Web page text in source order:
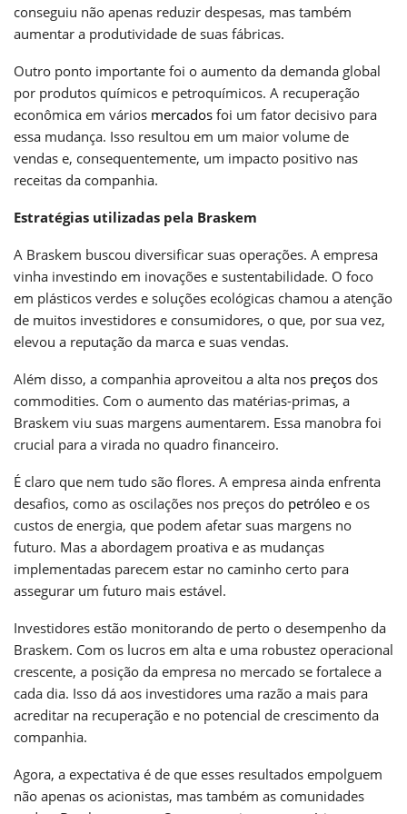
conseguiu não apenas reduzir despesas, mas também
aumentar a produtividade de suas fábricas.
Outro ponto importante foi o aumento da demanda global
por produtos químicos e petroquímicos. A recuperação
econômica em vários mercados foi um fator decisivo para
essa mudança. Isso resultou em um maior volume de
vendas e, consequentemente, um impacto positivo nas
receitas da companhia.
Estratégias utilizadas pela Braskem
A Braskem buscou diversificar suas operações. A empresa
vinha investindo em inovações e sustentabilidade. O foco
em plásticos verdes e soluções ecológicas chamou a atenção
de muitos investidores e consumidores, o que, por sua vez,
elevou a reputação da marca e suas vendas.
Além disso, a companhia aproveitou a alta nos preços dos
commodities. Com o aumento das matérias-primas, a
Braskem viu suas margens aumentarem. Essa manobra foi
crucial para a virada no quadro financeiro.
É claro que nem tudo são flores. A empresa ainda enfrenta
desafios, como as oscilações nos preços do petróleo e os
custos de energia, que podem afetar suas margens no
futuro. Mas a abordagem proativa e as mudanças
implementadas parecem estar no caminho certo para
assegurar um futuro mais estável.
Investidores estão monitorando de perto o desempenho da
Braskem. Com os lucros em alta e uma robustez operacional
crescente, a posição da empresa no mercado se fortalece a
cada dia. Isso dá aos investidores uma razão a mais para
acreditar na recuperação e no potencial de crescimento da
companhia.
Agora, a expectativa é de que esses resultados empolguem
não apenas os acionistas, mas também as comunidades